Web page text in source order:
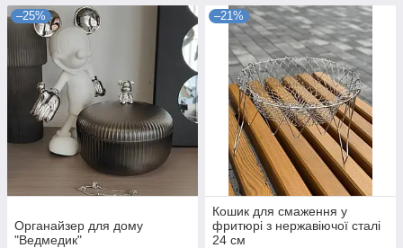
–25%
Органайзер для дому
"Ведмедик"
–21%
Кошик для смаження у
фритюрі з нержавіючої сталі
24 см